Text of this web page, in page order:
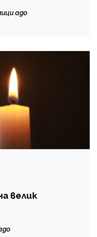
ago
велик